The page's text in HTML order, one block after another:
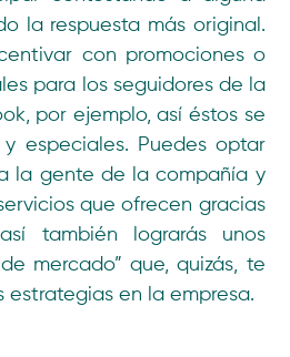
la respuesta más original.
con promociones o
para los seguidores de la
por ejemplo, así éstos se
y especiales. Puedes optar
la gente de la compañía y
que ofrecen gracias
también lograrás unos
mercado” que, quizás, te
estrategias en la empresa.